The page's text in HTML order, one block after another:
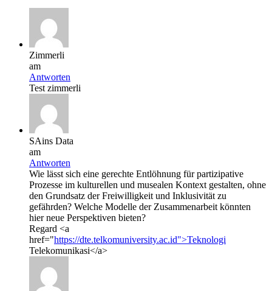
Zimmerli
am
Antworten
Test zimmerli
SAins Data
am
Antworten
Wie lässt sich eine gerechte Entlöhnung für partizipative
Prozesse im kulturellen und musealen Kontext gestalten, ohne
den Grundsatz der Freiwilligkeit und Inklusivität zu
gefährden? Welche Modelle der Zusammenarbeit könnten
hier neue Perspektiven bieten?
Regard <a
href="https://dte.telkomuniversity.ac.id">Teknologi
Telekomunikasi</a>